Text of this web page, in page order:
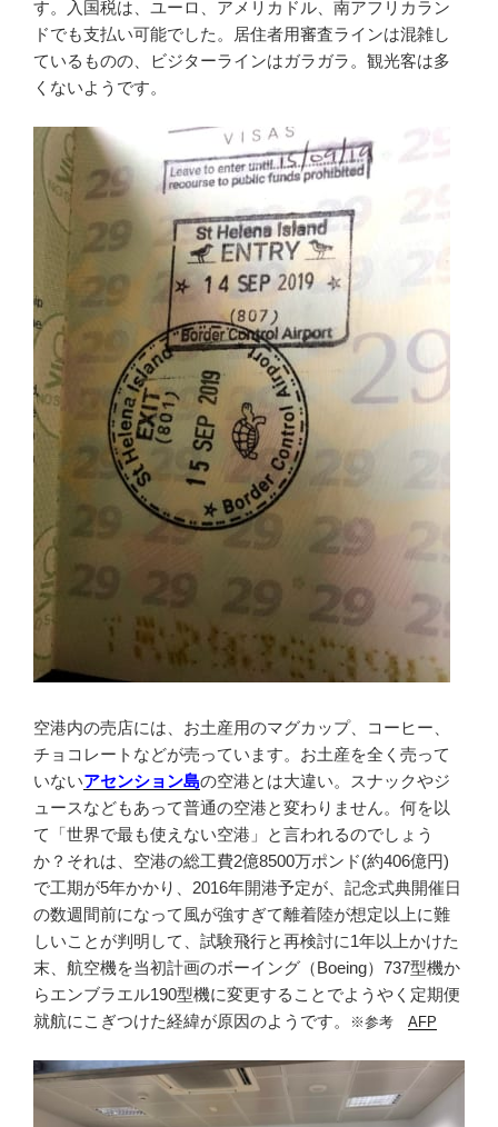
す。入国税は、ユーロ、アメリカドル、南アフリカラン
ドでも支払い可能でした。居住者用審査ラインは混雑し
ているものの、ビジターラインはガラガラ。観光客は多
くないようです。
空港内の売店には、お土産用のマグカップ、コーヒー、
チョコレートなどが売っています。お土産を全く売って
いないアセンション島の空港とは大違い。スナックやジ
ュースなどもあって普通の空港と変わりません。何を以
て「世界で最も使えない空港」と言われるのでしょう
か？それは、空港の総工費2億8500万ポンド(約406億円)
で工期が5年かかり、2016年開港予定が、記念式典開催日
の数週間前になって風が強すぎて離着陸が想定以上に難
しいことが判明して、試験飛行と再検討に1年以上かけた
末、航空機を当初計画のボーイング（Boeing）737型機か
らエンブラエル190型機に変更することでようやく定期便
就航にこぎつけた経緯が原因のようです。
※参考 AFP